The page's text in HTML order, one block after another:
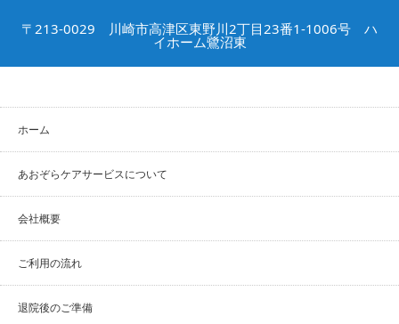
〒213-0029 川崎市高津区東野川2丁目23番1-1006号 ハ
イホーム鷺沼東
ホーム
あおぞらケアサービスについて
会社概要
ご利用の流れ
退院後のご準備